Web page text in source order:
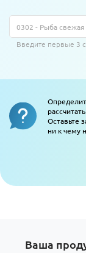
Введите первые 3
Оставьте
ни к чему
Ваша